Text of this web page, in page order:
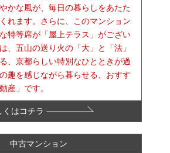
かな風が、毎日の暮らしをあたた
れます。さらに、このマンション
特等席が「屋上テラス」がござい
、五山の送り火の「大」と「法」
、京都らしい特別なひとときが過
趣を感じながら暮らせる、おすす
産」です。
くはコチラ
中古マンション